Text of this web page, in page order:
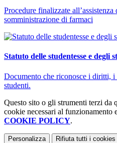
Procedure finalizzate
somministrazione di farmaci
Statuto delle studentesse e degli
Documento che riconosce i diritti,
studenti.
Questo sito o gli strumenti terzi da
cookie necessari al
COOKIE POLICY.
Personalizza Rifiuta tutti i cookies